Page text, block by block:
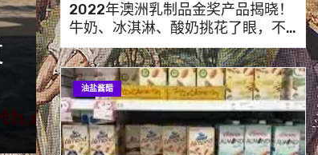
Greater Geraldton
火，居民紧急避险
1 月 23, 2025 发现珀斯
2022年澳洲乳制品金奖产品揭晓！
牛奶、冰淇淋、酸奶挑花了眼，不
妨看看这篇指南！
油盐酱醋